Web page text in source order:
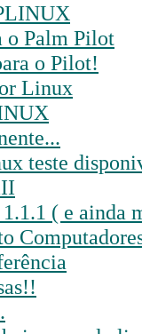
o Palm Pilot
o Pilot!
Linux
teste
( e ainda